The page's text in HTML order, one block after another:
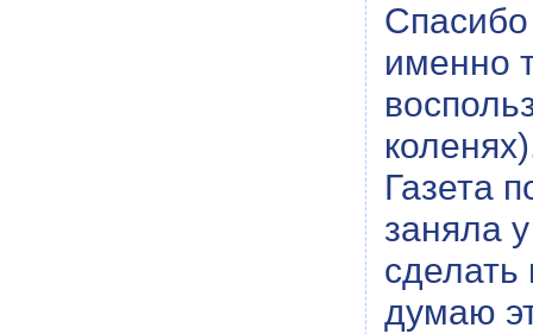
именно
Газета
заняла
думаю